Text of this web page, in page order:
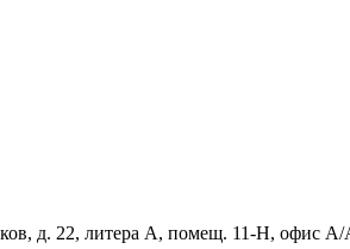
д. 22, литера А, помещ. 11-Н, офис